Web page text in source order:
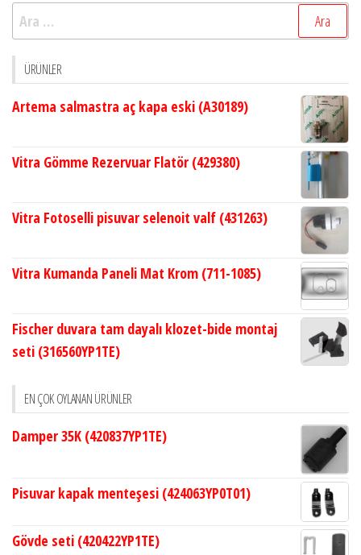
Arama:
ÜRÜNLER
Artema salmastra aç kapa eski (A30189)
Vitra Gömme Rezervuar Flatör (429380)
Vitra Fotoselli pisuvar selenoit valf (431263)
Vitra Kumanda Paneli Mat Krom (711-1085)
Fischer duvara tam dayalı klozet-bide montaj
seti (316560YP1TE)
EN ÇOK OYLANAN ÜRÜNLER
Damper 35K (420837YP1TE)
Pisuvar kapak menteşesi (424063YP0T01)
Gövde seti (420422YP1TE)